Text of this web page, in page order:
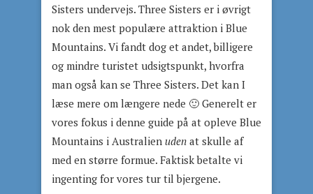
Sisters undervejs. Three Sisters er i øvrigt
nok den mest populære attraktion i Blue
Mountains. Vi fandt dog et andet, billigere
og mindre turistet udsigtspunkt, hvorfra
man også kan se Three Sisters. Det kan I
læse mere om længere nede 🙂 Generelt er
vores fokus i denne guide på at opleve Blue
Mountains i Australien uden at skulle af
med en større formue. Faktisk betalte vi
ingenting for vores tur til bjergene.